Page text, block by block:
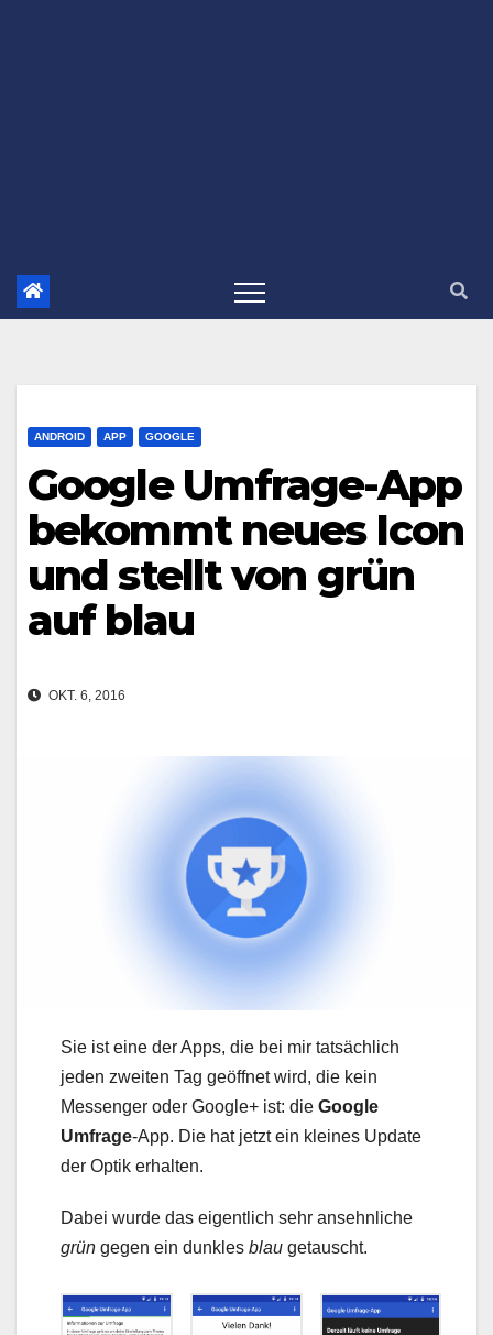
ANDROID APP GOOGLE
Google Umfrage-App
bekommt neues Icon
und stellt von grün
auf blau
OKT. 6, 2016
Sie ist eine der Apps, die bei mir tatsächlich
jeden zweiten Tag geöffnet wird, die kein
Messenger oder Google+ ist: die Google
Umfrage-App. Die hat jetzt ein kleines Update
der Optik erhalten.
Dabei wurde das eigentlich sehr ansehnliche
grün gegen ein dunkles blau getauscht.